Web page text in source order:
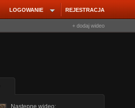
REJESTRACJA
LOGOWANIE
+ dodaj wideo
Następne wideo: